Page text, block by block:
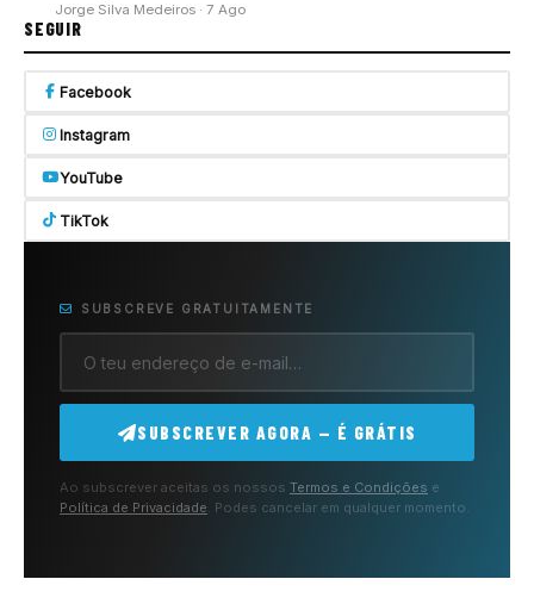
Jorge Silva Medeiros · 7 Ago
SEGUIR
Facebook
Instagram
YouTube
TikTok
SUBSCREVE GRATUITAMENTE
SUBSCREVER AGORA — É GRÁTIS
Ao subscrever aceitas os nossos Termos e Condições e
Política de Privacidade. Podes cancelar em qualquer momento.